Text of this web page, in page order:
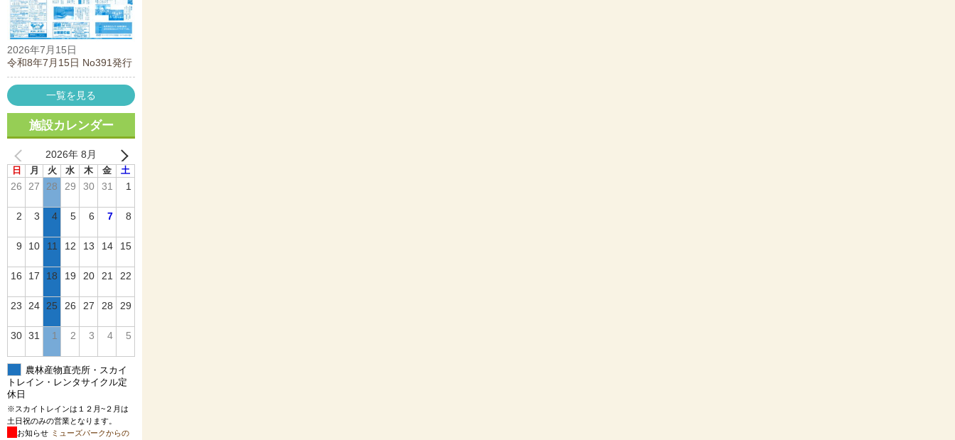
2026年7月15日
令和8年7月15日 No391発行
一覧を見る
施設カレンダー
2026年 8月
日 月 火 水 木 金 土
26 27 28 29 30 31 1
2 3 4 5 6 7 8
9 10 11 12 13 14 15
16 17 18 19 20 21 22
23 24 25 26 27 28 29
30 31 1 2 3 4 5
農林産物直売所・スカイ
トレイン・レンタサイクル定
休日
※スカイトレインは１２月~２月は
土日祝のみの営業となります。
お知らせ ミューズパークからの